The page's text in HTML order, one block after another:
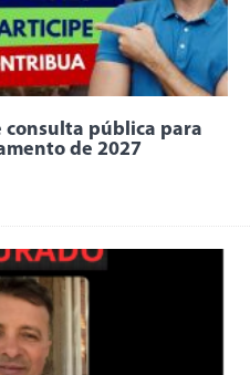
consulta pública para
de 2027